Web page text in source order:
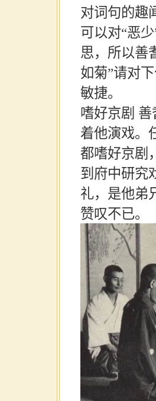
对词句的趣
可以对“恶
思，所以善
如菊”请对
敏捷。
嗜好京剧 善
着他演戏。
都嗜好京剧
到府中研究
礼，是他弟
赞叹不已。